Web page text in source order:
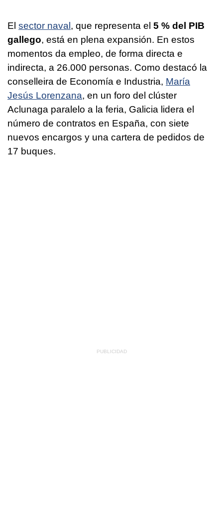
El sector naval, que representa el 5 % del PIB
gallego, está en plena expansión. En estos
momentos da empleo, de forma directa e
indirecta, a 26.000 personas. Como destacó la
conselleira de Economía e Industria, María
Jesús Lorenzana, en un foro del clúster
Aclunaga paralelo a la feria, Galicia lidera el
número de contratos en España, con siete
nuevos encargos y una cartera de pedidos de
17 buques.